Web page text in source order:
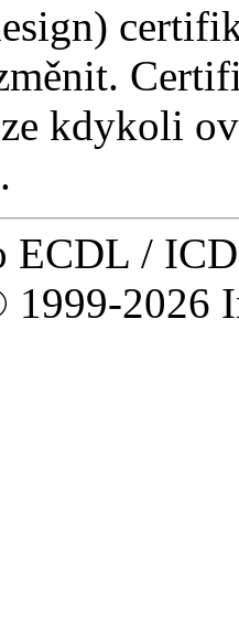
kdykoli
ECDL /
1999-2026